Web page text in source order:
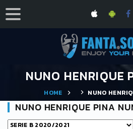
NUNO HENRIQUE
HOME NUNO
NUNO HENRIQUE PINA